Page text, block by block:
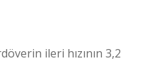
ileri hızının 3,2